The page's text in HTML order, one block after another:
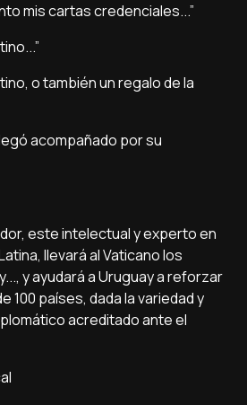
mis cartas credenciales...”
o también un regalo de la
acompañado por su
este intelectual y experto en
llevará al Vaticano los
y ayudará a Uruguay a reforzar
100 países, dada la variedad y
acreditado ante el